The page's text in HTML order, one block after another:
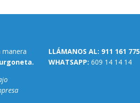
manera
LLÁMANOS AL: 911 161 775
WHATSAPP: 609 14 14 14